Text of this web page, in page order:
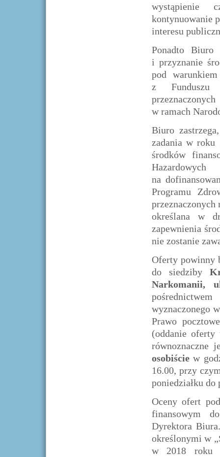
wystąpienie
kontynuowanie
interesu
Ponadto
i przyznanie
pod
z Funduszu
w ramach
Biuro
zadania w roku
środków
na
Programu
przeznaczonych
określana w
zapewnienia
nie zostanie
Oferty powinny
do siedziby
Narkomanii,
wyznaczonego
Prawo
(oddanie
równoznaczne
osobiściew
16.00, przy
poniedziałku do
Oceny ofert
finansowym
Dyrektora
określonymi w
w 2018 roku